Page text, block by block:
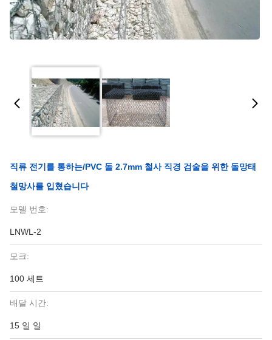
직류 전기를 통하는/PVC 돌 2.7mm 철사 직경 검술을 위한 돌망태
철망사를 입혔습니다
모델 번호:
LNWL-2
모크:
100 세트
배달 시간:
15 일 일